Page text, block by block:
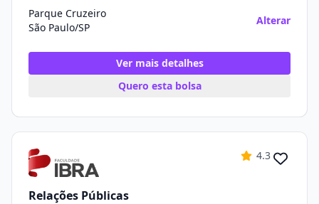
Parque Cruzeiro
São Paulo/SP
Alterar
Ver mais detalhes
Quero esta bolsa
4.3
Relações Públicas